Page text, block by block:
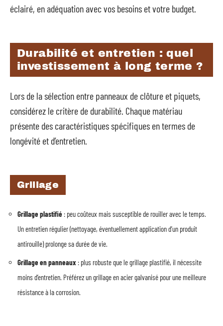
éclairé, en adéquation avec vos besoins et votre budget.
Durabilité et entretien : quel
investissement à long terme ?
Lors de la sélection entre panneaux de clôture et piquets,
considérez le critère de durabilité. Chaque matériau
présente des caractéristiques spécifiques en termes de
longévité et d’entretien.
Grillage
Grillage plastifié : peu coûteux mais susceptible de rouiller avec le temps.
Un entretien régulier (nettoyage, éventuellement application d’un produit
antirouille) prolonge sa durée de vie.
Grillage en panneaux : plus robuste que le grillage plastifié, il nécessite
moins d’entretien. Préférez un grillage en acier galvanisé pour une meilleure
résistance à la corrosion.